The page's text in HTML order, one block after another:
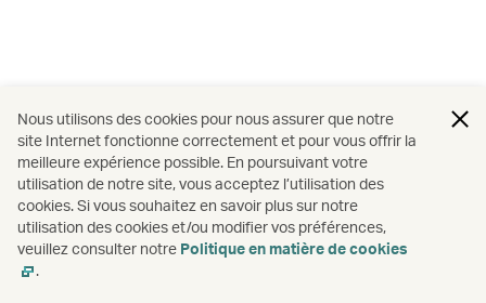
Nous utilisons des cookies pour nous assurer que notre
site Internet fonctionne correctement et pour vous offrir la
meilleure expérience possible. En poursuivant votre
utilisation de notre site, vous acceptez l’utilisation des
cookies. Si vous souhaitez en savoir plus sur notre
utilisation des cookies et/ou modifier vos préférences,
veuillez consulter notre Politique en matière de cookies
.